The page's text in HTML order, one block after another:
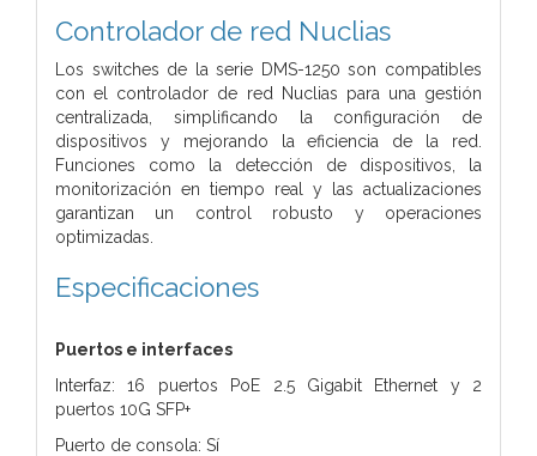
Controlador de red Nuclias
Los switches de la serie DMS-1250 son compatibles
con el controlador de red Nuclias para una gestión
centralizada, simplificando la configuración de
dispositivos y mejorando la eficiencia de la red.
Funciones como la detección de dispositivos, la
monitorización en tiempo real y las actualizaciones
garantizan un control robusto y operaciones
optimizadas.
Especificaciones
Puertos e interfaces
Interfaz: 16 puertos PoE 2.5 Gigabit Ethernet y 2
puertos 10G SFP+
Puerto de consola: Sí